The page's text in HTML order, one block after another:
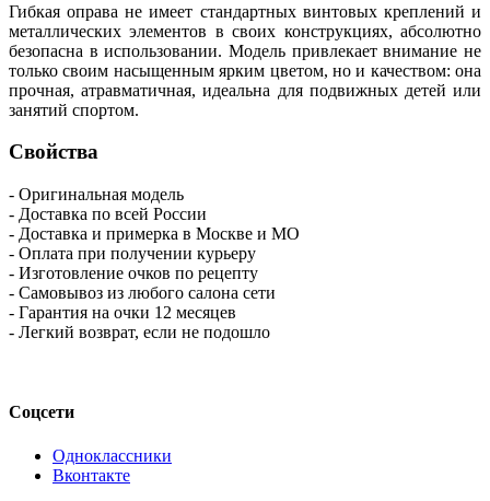
Гибкая оправа не имеет стандартных винтовых креплений и
металлических элементов в своих конструкциях, абсолютно
безопасна в использовании. Модель привлекает внимание не
только своим насыщенным ярким цветом, но и качеством: она
прочная, атравматичная, идеальна для подвижных детей или
занятий спортом.
Свойства
- Оригинальная модель
- Доставка по всей России
- Доставка и примерка в Москве и МО
- Оплата при получении курьеру
- Изготовление очков по рецепту
- Самовывоз из любого салона сети
- Гарантия на очки 12 месяцев
- Легкий возврат, если не подошло
Соцсети
Одноклассники
Вконтакте